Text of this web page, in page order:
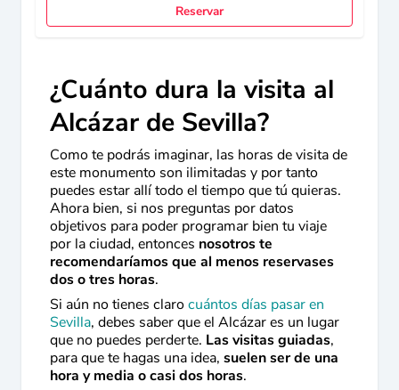
Reservar
¿Cuánto dura la visita al
Alcázar de Sevilla?
Como te podrás imaginar, las horas de visita de
este monumento son ilimitadas y por tanto
puedes estar allí todo el tiempo que tú quieras.
Ahora bien, si nos preguntas por datos
objetivos para poder programar bien tu viaje
por la ciudad, entonces nosotros te
recomendaríamos que al menos reservases
dos o tres horas.
Si aún no tienes clarocuántos días pasar en
Sevilla, debes saber que el Alcázar es un lugar
que no puedes perderte. Las visitas guiadas,
para que te hagas una idea, suelen ser de una
hora y media o casi dos horas.